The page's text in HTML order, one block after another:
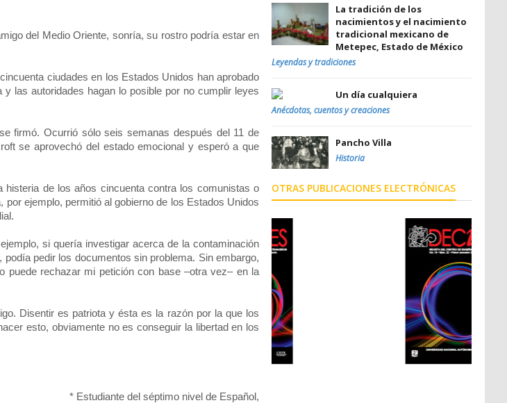
del Medio Oriente, sonría, su rostro podría estar en
ciudades en los Estados Unidos han aprobado
las autoridades hagan lo posible por no cumplir leyes
firmó. Ocurrió sólo seis semanas después del 11 de
se aprovechó del estado emocional y esperó a que
de los años cincuenta contra los comunistas o
ejemplo, permitió al gobierno de los Estados Unidos
si quería investigar acerca de la contaminación
pedir los documentos sin problema. Sin embargo,
puede rechazar mi petición con base –otra vez– en la
Disentir es patriota y ésta es la razón por la que los
esto, obviamente no es conseguir la libertad en los
* Estudiante del séptimo nivel de Español,
La tradición de los
nacimientos y el nacimiento
tradicional mexicano de
Metepec, Estado de México
Leyendas y tradiciones
Un día cualquiera
Anécdotas, cuentos y creaciones
Pancho Villa
Historia
OTRAS PUBLICACIONES ELECTRÓNICAS